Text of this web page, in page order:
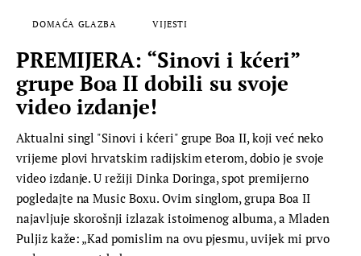
DOMAĆA GLAZBA VIJESTI
PREMIJERA: “Sinovi i kćeri”
grupe Boa II dobili su svoje
video izdanje!
Aktualni singl "Sinovi i kćeri" grupe Boa II, koji već neko
vrijeme plovi hrvatskim radijskim eterom, dobio je svoje
video izdanje. U režiji Dinka Doringa, spot premijerno
pogledajte na Music Boxu. Ovim singlom, grupa Boa II
najavljuje skorošnji izlazak istoimenog albuma, a Mladen
Puljiz kaže: „Kad pomislim na ovu pjesmu, uvijek mi prvo